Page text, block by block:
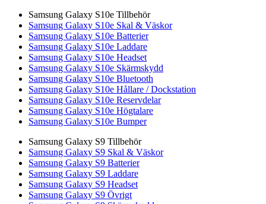
Samsung Galaxy S10e Tillbehör
Samsung Galaxy S10e Skal & Väskor
Samsung Galaxy S10e Batterier
Samsung Galaxy S10e Laddare
Samsung Galaxy S10e Headset
Samsung Galaxy S10e Skärmskydd
Samsung Galaxy S10e Bluetooth
Samsung Galaxy S10e Hållare / Dockstation
Samsung Galaxy S10e Reservdelar
Samsung Galaxy S10e Högtalare
Samsung Galaxy S10e Bumper
Samsung Galaxy S9 Tillbehör
Samsung Galaxy S9 Skal & Väskor
Samsung Galaxy S9 Batterier
Samsung Galaxy S9 Laddare
Samsung Galaxy S9 Headset
Samsung Galaxy S9 Övrigt